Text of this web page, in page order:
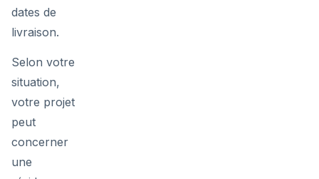
dates de
livraison.
Selon votre
situation,
votre projet
peut
concerner
une